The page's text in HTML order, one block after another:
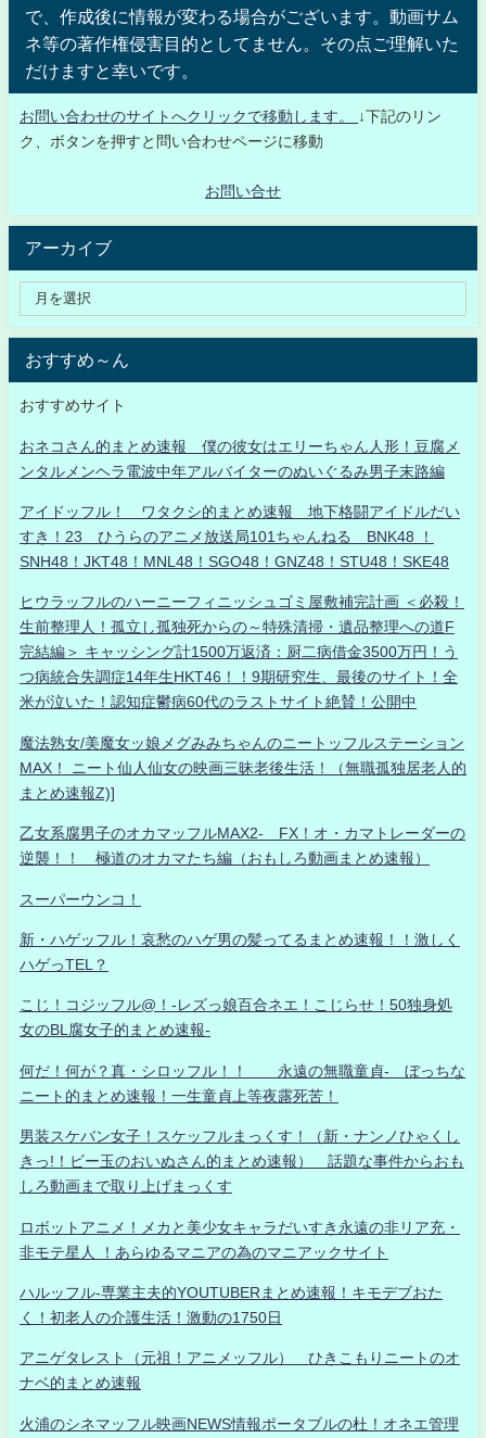
で、作成後に情報が変わる場合がございます。動画サム
ネ等の著作権侵害目的としてません。その点ご理解いた
だけますと幸いです。
お問い合わせのサイトへクリックで移動します。
↓下記のリン
ク、ボタンを押すと問い合わせページに移動
お問い合せ
アーカイブ
おすすめ～ん
おすすめサイト
おネコさん的まとめ速報 僕の彼女はエリーちゃん人形！豆腐メ
ンタルメンヘラ電波中年アルバイターのぬいぐるみ男子末路編
アイドッフル！ ワタクシ的まとめ速報 地下格闘アイドルだい
すき！23 ひうらのアニメ放送局101ちゃんねる BNK48 ！
SNH48！JKT48！MNL48！SGO48！GNZ48！STU48！SKE48
ヒウラッフルのハーニーフィニッシュゴミ屋敷補完計画 ＜必殺！
生前整理人！孤立し孤独死からの～特殊清掃・遺品整理への道F
完結編＞ キャッシング計1500万返済：厨二病借金3500万円！う
つ病統合失調症14年生HKT46！！9期研究生、最後のサイト！全
米が泣いた！認知症鬱病60代のラストサイト絶賛！公開中
魔法熟女/美魔女ッ娘メグみみちゃんのニートッフルステーション
MAX！ ニート仙人仙女の映画三昧老後生活！（無職孤独居老人的
まとめ速報Z)]
乙女系腐男子のオカマッフルMAX2- FX！オ・カマトレーダーの
逆襲！！ 極道のオカマたち編（おもしろ動画まとめ速報）
スーパーウンコ！
新・ハゲッフル！哀愁のハゲ男の髪ってるまとめ速報！！激しく
ハゲっTEL？
こじ！コジッフル@！-レズっ娘百合ネエ！こじらせ！50独身処
女のBL腐女子的まとめ速報-
何だ！何が？真・シロッフル！！ 永遠の無職童貞- ぼっちな
ニート的まとめ速報！一生童貞上等夜露死苦！
男装スケバン女子！スケッフルまっくす！（新・ナンノひゃくし
きっ!！ビー玉のおいぬさん的まとめ速報） 話題な事件からおも
しろ動画まで取り上げまっくす
ロボットアニメ！メカと美少女キャラだいすき永遠の非リア充・
非モテ星人 ！あらゆるマニアの為のマニアックサイト
ハルッフル-専業主夫的YOUTUBERまとめ速報！キモデブおた
く！初老人の介護生活！激動の1750日
アニゲタレスト（元祖！アニメッフル） ひきこもりニートのオ
ナベ的まとめ速報
火浦のシネマッフル映画NEWS情報ポータブルの杜！オネエ管理